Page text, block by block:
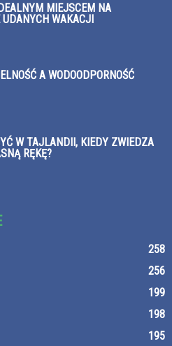
MIEJSCEM NA
WAKACJI
A WODOODPORNOŚĆ
W TAJLANDII, KIEDY ZWIEDZA
RĘKĘ?
258
256
199
198
195